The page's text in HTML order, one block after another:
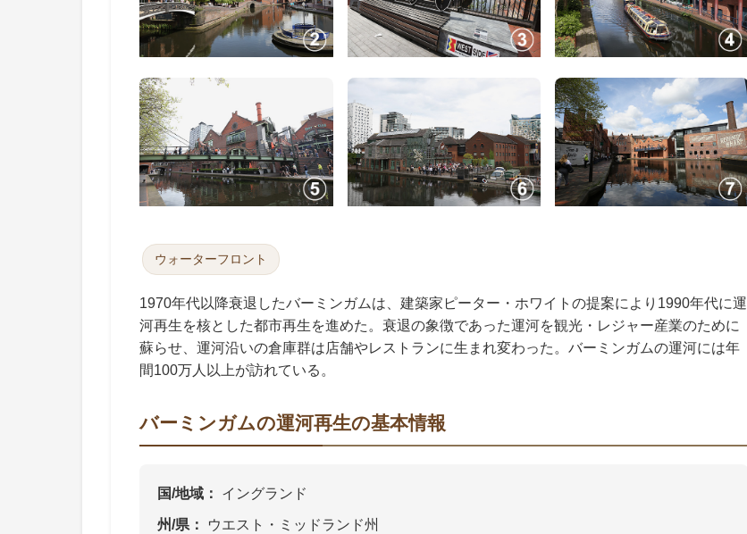
ウォーターフロント
1970年代以降衰退したバーミンガムは、建築家ピーター・ホワイトの提案により1990年代に運
河再生を核とした都市再生を進めた。衰退の象徴であった運河を観光・レジャー産業のために
蘇らせ、運河沿いの倉庫群は店舗やレストランに生まれ変わった。バーミンガムの運河には年
間100万人以上が訪れている。
バーミンガムの運河再生の基本情報
国/地域 イングランド
州/県 ウエスト・ミッドランド州